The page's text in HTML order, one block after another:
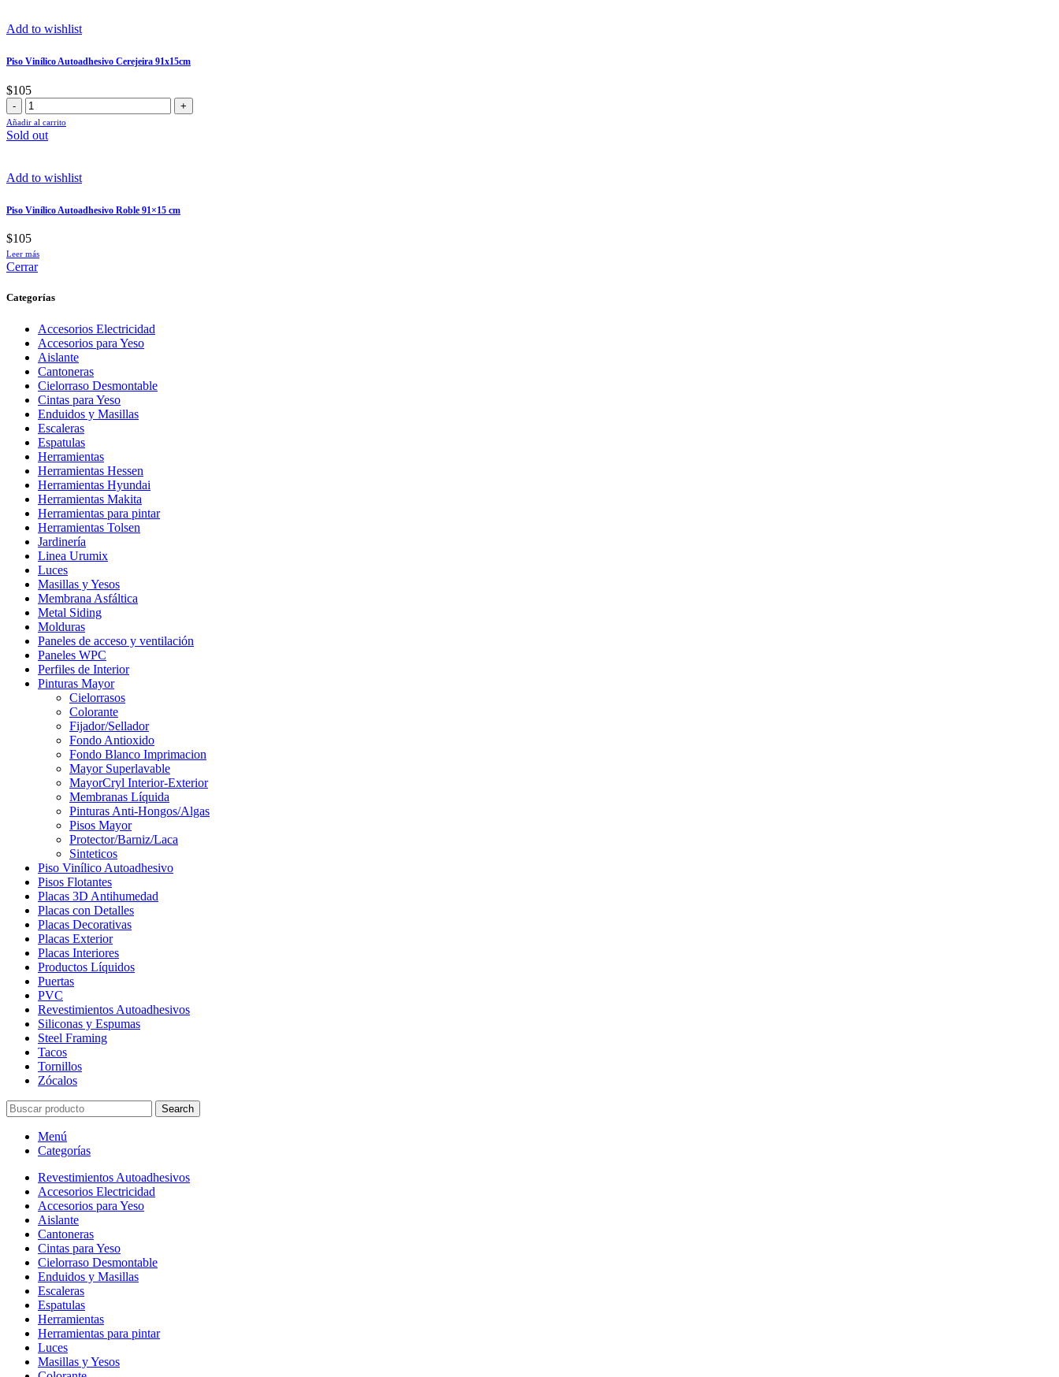
Add to wishlist
Piso Vinílico Autoadhesivo Cerejeira 91x15cm
$105
Piso
Vinílico
Autoadhesivo
cantidad
Añadir al carrito
Sold out
Add to wishlist
Piso Vinílico Autoadhesivo Roble 91×15 cm
$105
Leer más
Cerrar
Categorías
Accesorios Electricidad
Accesorios para Yeso
Aislante
Cantoneras
Cielorraso Desmontable
Cintas para Yeso
Enduidos y Masillas
Escaleras
Espatulas
Herramientas
Herramientas Hessen
Herramientas Hyundai
Herramientas Makita
Herramientas para pintar
Herramientas Tolsen
Jardinería
Linea Urumix
Luces
Masillas y Yesos
Membrana Asfáltica
Metal Siding
Molduras
Paneles de acceso y ventilación
Paneles WPC
Perfiles de Interior
Pinturas Mayor
Cielorrasos
Colorante
Fijador/Sellador
Fondo Antioxido
Fondo Blanco Imprimacion
Mayor Superlavable
MayorCryl Interior-Exterior
Membranas Líquida
Pinturas Anti-Hongos/Algas
Pisos Mayor
Protector/Barniz/Laca
Sinteticos
Piso Vinílico Autoadhesivo
Pisos Flotantes
Placas 3D Antihumedad
Placas con Detalles
Placas Decorativas
Placas Exterior
Placas Interiores
Productos Líquidos
Puertas
PVC
Revestimientos Autoadhesivos
Siliconas y Espumas
Steel Framing
Tacos
Tornillos
Zócalos
Search
Menú
Categorías
Revestimientos Autoadhesivos
Accesorios Electricidad
Accesorios para Yeso
Aislante
Cantoneras
Cintas para Yeso
Cielorraso Desmontable
Enduidos y Masillas
Escaleras
Espatulas
Herramientas
Herramientas para pintar
Luces
Masillas y Yesos